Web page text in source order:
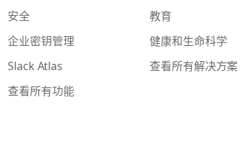
安全
企业密钥管理
Slack Atlas
查看所有功能
教育
健康和生命科学
查看所有解决方案